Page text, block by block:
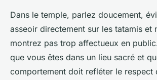
Dans le temple, parlez doucement,
asseoir directement sur les tatamis et
montrez pas trop affectueux en
que vous êtes dans un lieu sacré et
comportement doit refléter le respect